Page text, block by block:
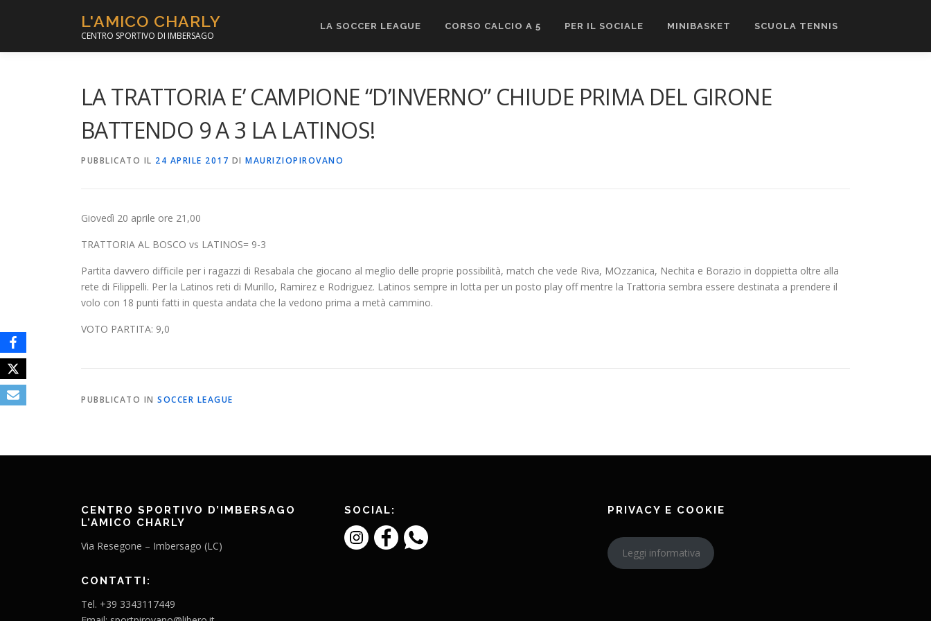
L'AMICO CHARLY
CENTRO SPORTIVO DI IMBERSAGO
LA SOCCER LEAGUE CORSO CALCIO A 5 PER IL SOCIALE MINIBASKET SCUOLA TENNIS
LA TRATTORIA E’ CAMPIONE “D’INVERNO” CHIUDE PRIMA DEL GIRONE
BATTENDO 9 A 3 LA LATINOS!
PUBBLICATO IL 24 APRILE 2017 DI MAURIZIOPIROVANO
Giovedì 20 aprile ore 21,00
TRATTORIA AL BOSCO vs LATINOS= 9-3
Partita davvero difficile per i ragazzi di Resabala che giocano al meglio delle proprie possibilità, match che vede Riva, MOzzanica, Nechita e Borazio in doppietta oltre alla
rete di Filippelli. Per la Latinos reti di Murillo, Ramirez e Rodriguez. Latinos sempre in lotta per un posto play off mentre la Trattoria sembra essere destinata a prendere il
volo con 18 punti fatti in questa andata che la vedono prima a metà cammino.
VOTO PARTITA: 9,0
PUBBLICATO IN SOCCER LEAGUE
CENTRO SPORTIVO D’IMBERSAGO
L’AMICO CHARLY
Via Resegone – Imbersago (LC)
CONTATTI:
Tel. +39 3343117449
SOCIAL: PRIVACY E COOKIE
Leggi informativa